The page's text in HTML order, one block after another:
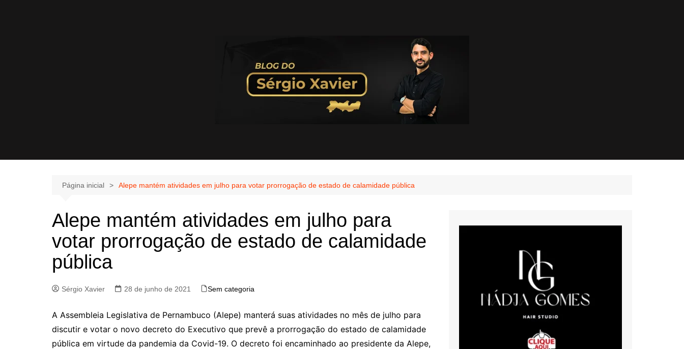
Página inicial Alepe mantém atividades em julho para votar prorrogação de estado de calamidade pública
Alepe mantém atividades em julho para
votar prorrogação de estado de calamidade
pública
Sérgio Xavier 28 de junho de 2021 Sem categoria
A Assembleia Legislativa de Pernambuco (Alepe) manterá suas atividades no mês de julho para
discutir e votar o novo decreto do Executivo que prevê a prorrogação do estado de calamidade
pública em virtude da pandemia da Covid-19. O decreto foi encaminhado ao presidente da Alepe,